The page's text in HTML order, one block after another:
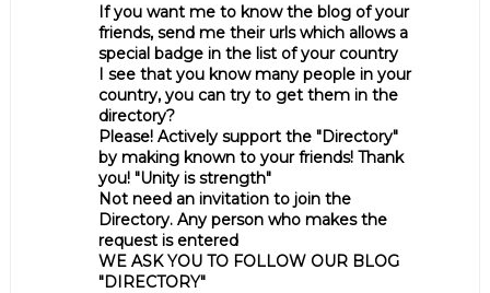
If you want me to know the blog of your
friends, send me their urls which allows a
special badge in the list of your country
I see that you know many people in your
country, you can try to get them in the
directory?
Please! Actively support the "Directory"
by making known to your friends! Thank
you! "Unity is strength"
Not need an invitation to join the
Directory. Any person who makes the
request is entered
WE ASK YOU TO FOLLOW OUR BLOG
"DIRECTORY"